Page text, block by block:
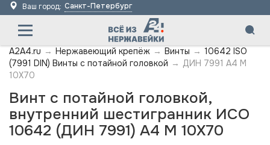
Ваш город: Санкт-Петербург
A2A4.ru → Нержавеющий крепёж → Винты → 10642 ISO
(7991 DIN) Винты с потайной головкой → ДИН 7991 А4 M
10X70
Винт с потайной головкой,
внутренний шестигранник ИСО
10642 (ДИН 7991) А4 M 10X70